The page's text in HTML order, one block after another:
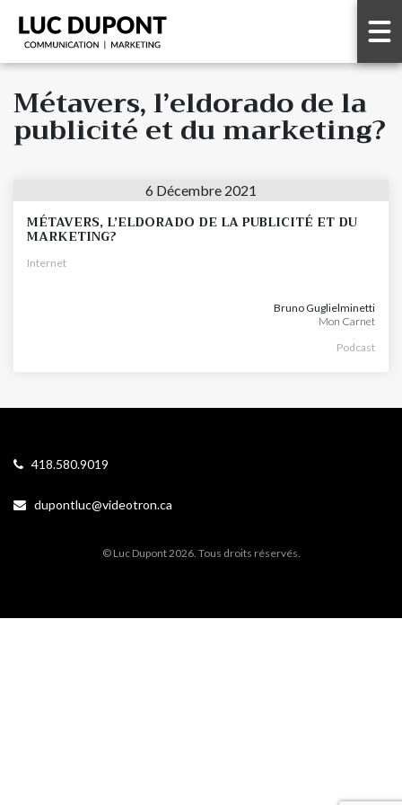
Métavers, l’eldorado de la
publicité et du marketing?
6 Décembre 2021
MÉTAVERS, L’ELDORADO DE LA PUBLICITÉ ET DU
MARKETING?
Internet
Bruno Guglielminetti
Mon Carnet
Podcast
418.580.9019
dupontluc@videotron.ca
© Luc Dupont 2026. Tous droits réservés.